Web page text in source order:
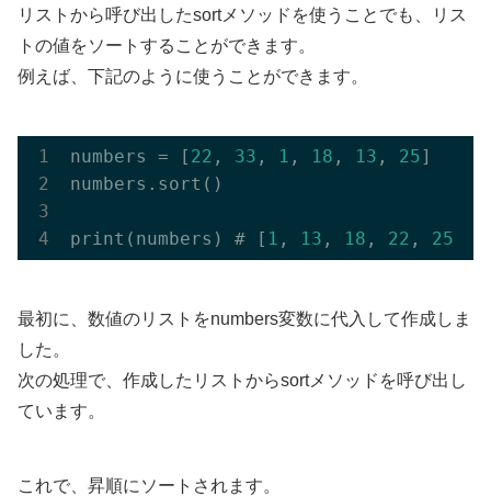
リストから呼び出したsortメソッドを使うことでも、リス
トの値をソートすることができます。
例えば、下記のように使うことができます。
numbers = [ 22 , 33 , 1 , 18 , 13 , 25]
numbers.sort()
print(numbers) # [ 1 , 13 , 18 , 22 , 25
最初に、数値のリストをnumbers変数に代入して作成しま
した。
次の処理で、作成したリストからsortメソッドを呼び出し
ています。
これで、昇順にソートされます。